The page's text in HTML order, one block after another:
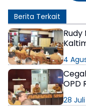
Berita Terkait
4
OPD
28